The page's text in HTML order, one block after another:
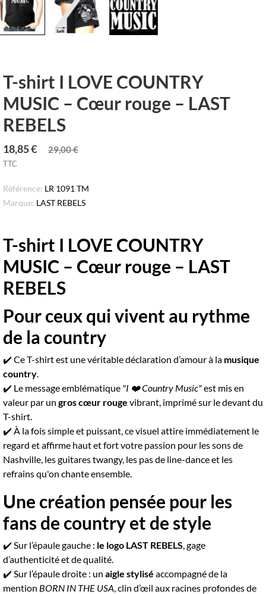
T-shirt I LOVE COUNTRY
MUSIC – Cœur rouge – LAST
REBELS
18,85 € 29,00 €
TTC
Référence: LR 1091 TM
Marque: LAST REBELS
T-shirt I LOVE COUNTRY
MUSIC – Cœur rouge – LAST
REBELS
Pour ceux qui vivent au rythme
de la country
✔️ Ce T-shirt est une véritable déclaration d’amour à la musique
country.
✔️ Le message emblématique "I ❤️ Country Music"est mis en
valeur par un gros cœur rouge vibrant, imprimé sur le devant du
T-shirt.
✔️ À la fois simple et puissant, ce visuel attire immédiatement le
regard et affirme haut et fort votre passion pour les sons de
Nashville, les guitares twangy, les pas de line-dance et les
refrains qu'on chante ensemble.
Une création pensée pour les
fans de country et de style
✔️ Sur l’épaule gauche : le logo LAST REBELS, gage
d’authenticité et de qualité.
✔️ Sur l’épaule droite : un aigle stylisé accompagné de la
mention BORN IN THE USA, clin d’œil aux racines profondes de